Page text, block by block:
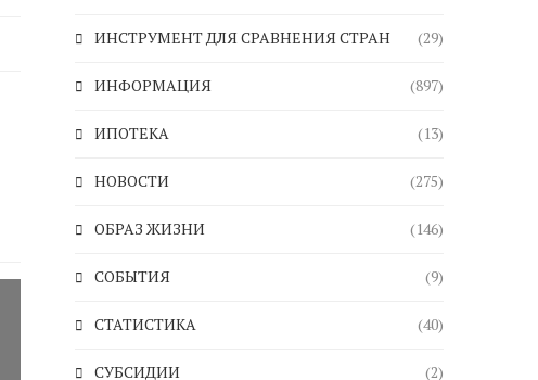
ИНСТРУМЕНТ ДЛЯ СРАВНЕНИЯ СТРАН (29)
ИНФОРМАЦИЯ (897)
ИПОТЕКА (13)
НОВОСТИ (275)
ОБРАЗ ЖИЗНИ (146)
СОБЫТИЯ (9)
СТАТИСТИКА (40)
СУБСИДИИ (2)